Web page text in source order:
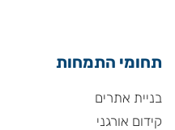
תחומי התמחות
בניית אתרים
קידום אורגני